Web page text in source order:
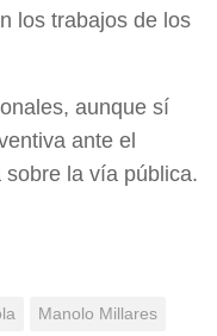
los trabajos de los
aunque sí
ante el
la vía pública.
Manolo Millares